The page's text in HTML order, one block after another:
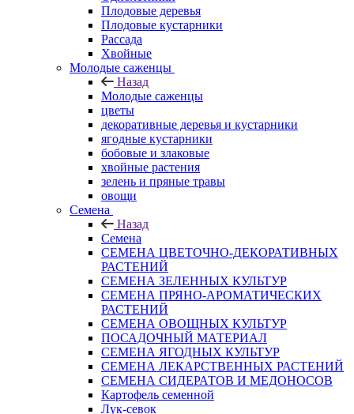
Плодовые деревья
Плодовые кустарники
Рассада
Хвойные
Молодые саженцы
Назад
Молодые саженцы
цветы
декоративные деревья и кустарники
ягодные кустарники
бобовые и злаковые
хвойные растения
зелень и пряные травы
овощи
Семена
Назад
Семена
СЕМЕНА ЦВЕТОЧНО-ДЕКОРАТИВНЫХ
РАСТЕНИЙ
СЕМЕНА ЗЕЛЕННЫХ КУЛЬТУР
СЕМЕНА ПРЯНО-АРОМАТИЧЕСКИХ
РАСТЕНИЙ
СЕМЕНА ОВОЩНЫХ КУЛЬТУР
ПОСАДОЧНЫЙ МАТЕРИАЛ
СЕМЕНА ЯГОДНЫХ КУЛЬТУР
СЕМЕНА ЛЕКАРСТВЕННЫХ РАСТЕНИЙ
СЕМЕНА СИДЕРАТОВ И МЕДОНОСОВ
Картофель семенной
Лук-севок